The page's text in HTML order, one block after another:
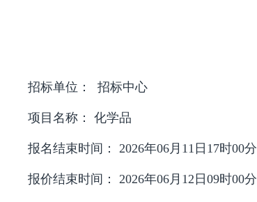
招标单位： 招标中心
项目名称： 化学品
报名结束时间： 2026年06月11日17时00分
报价结束时间： 2026年06月12日09时00分